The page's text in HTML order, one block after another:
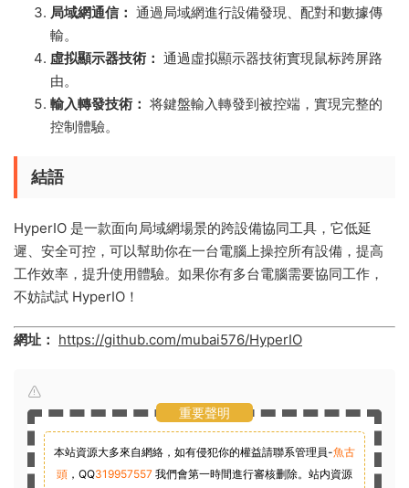
局域網通信： 通過局域網進行設備發現、配對和數據傳
輸。
虛拟顯示器技術： 通過虛拟顯示器技術實現鼠标跨屏路
由。
輸入轉發技術： 将鍵盤輸入轉發到被控端，實現完整的
控制體驗。
結語
HyperIO 是一款面向局域網場景的跨設備協同工具，它低延
遲、安全可控，可以幫助你在一台電腦上操控所有設備，提高
工作效率，提升使用體驗。如果你有多台電腦需要協同工作，
不妨試試 HyperIO！
網址： https://github.com/mubai576/HyperIO
重要聲明
本站資源大多來自網絡，如有侵犯你的權益請聯系管理員-魚古
頭 ， QQ319957557 我們會第一時間進行審核删除。站内資源